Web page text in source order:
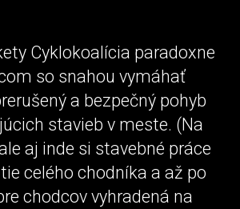
Cyklokoalícia paradoxne
so snahou vymáhať
a bezpečný pohyb
stavieb v meste. (Na
aj inde si stavebné práce
celého chodníka a až po
chodcov vyhradená na